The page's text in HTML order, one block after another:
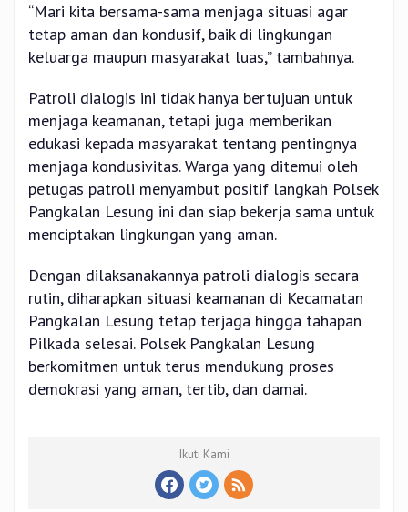
“Mari kita bersama-sama menjaga situasi agar
tetap aman dan kondusif, baik di lingkungan
keluarga maupun masyarakat luas,” tambahnya.
Patroli dialogis ini tidak hanya bertujuan untuk
menjaga keamanan, tetapi juga memberikan
edukasi kepada masyarakat tentang pentingnya
menjaga kondusivitas. Warga yang ditemui oleh
petugas patroli menyambut positif langkah Polsek
Pangkalan Lesung ini dan siap bekerja sama untuk
menciptakan lingkungan yang aman.
Dengan dilaksanakannya patroli dialogis secara
rutin, diharapkan situasi keamanan di Kecamatan
Pangkalan Lesung tetap terjaga hingga tahapan
Pilkada selesai. Polsek Pangkalan Lesung
berkomitmen untuk terus mendukung proses
demokrasi yang aman, tertib, dan damai.
Ikuti Kami